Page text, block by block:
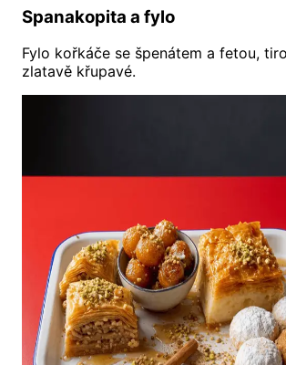
Spanakopita a fylo
Fylo kořkáče se špenátem a fetou,
zlatavě křupavé.